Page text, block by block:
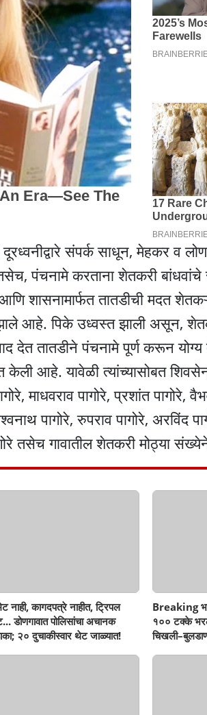
संपर्क साधून, मेहकर व
पंचनामे करताना शेतकरी
शासनामार्फत तातडीची मदत
आहे. पिके उध्वस्त झाली असून,
देत तातडीने पंचनामे पूर्ण करून
आहे. यावेळी त्यांच्यासोबत
माधवराव पागोरे, प्रशांत पागोरे,
पागोरे, रुपराव पागोरे, अरविंद
तसेच गावातील शेतकरी मोठ्या
नाही, कागदपत्रे नाहीत, ट्रिपल
डोणगावात पोलिसांचा अचानक
२० दुचाकीस्वार थेट जाळ्यात!
Breaking
१०० टक्के